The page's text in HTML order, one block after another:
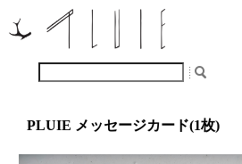
PLUIE メッセージカード(1枚)